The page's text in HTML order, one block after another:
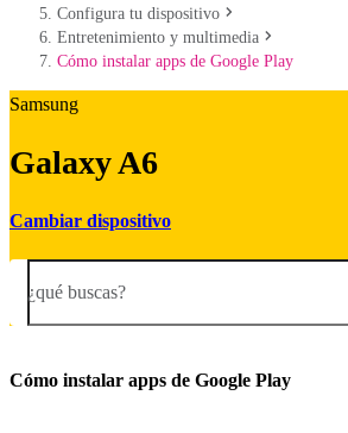
Configura tu dispositivo
Entretenimiento y multimedia
Cómo instalar apps de Google Play
Samsung
Galaxy A6
Cambiar dispositivo
¿qué buscas?
Cómo instalar apps de Google Play